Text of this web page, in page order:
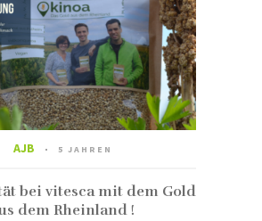
AJB 5 JAHREN
bei vitesca mit dem Gold
dem Rheinland !